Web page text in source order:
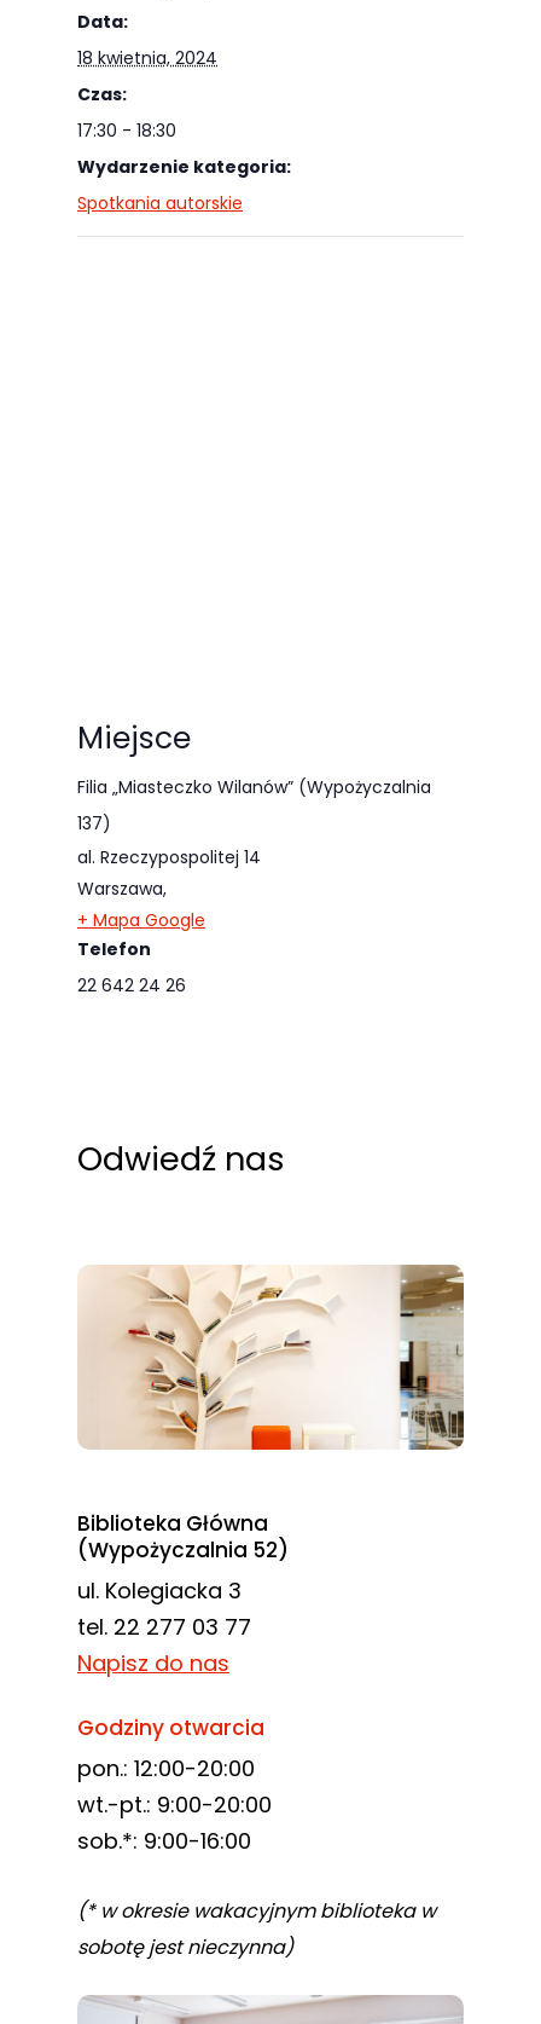
Data:
18 kwietnia, 2024
Czas:
17:30 - 18:30
Wydarzenie kategoria:
Spotkania autorskie
Miejsce
Filia „Miasteczko Wilanów” (Wypożyczalnia
137)
al. Rzeczypospolitej 14
Warszawa,
+ Mapa Google
Telefon
22 642 24 26
Odwiedź nas
Biblioteka Główna
(Wypożyczalnia 52)
ul. Kolegiacka 3
tel. 22 277 03 77
Napisz do nas
Godziny otwarcia
pon.: 12:00-20:00
wt.-pt.: 9:00-20:00
sob.*: 9:00-16:00
(* w okresie wakacyjnym biblioteka w
sobotę jest nieczynna)